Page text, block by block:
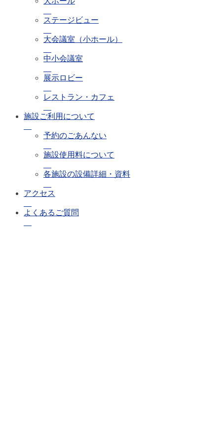
ステージビュー
大会議室（小ホール）
中小会議室
展示ロビー
レストラン・カフェ
施設ご利用について
予約のごあんない
施設使用料について
各施設の設備詳細・資料
アクセス
よくあるご質問